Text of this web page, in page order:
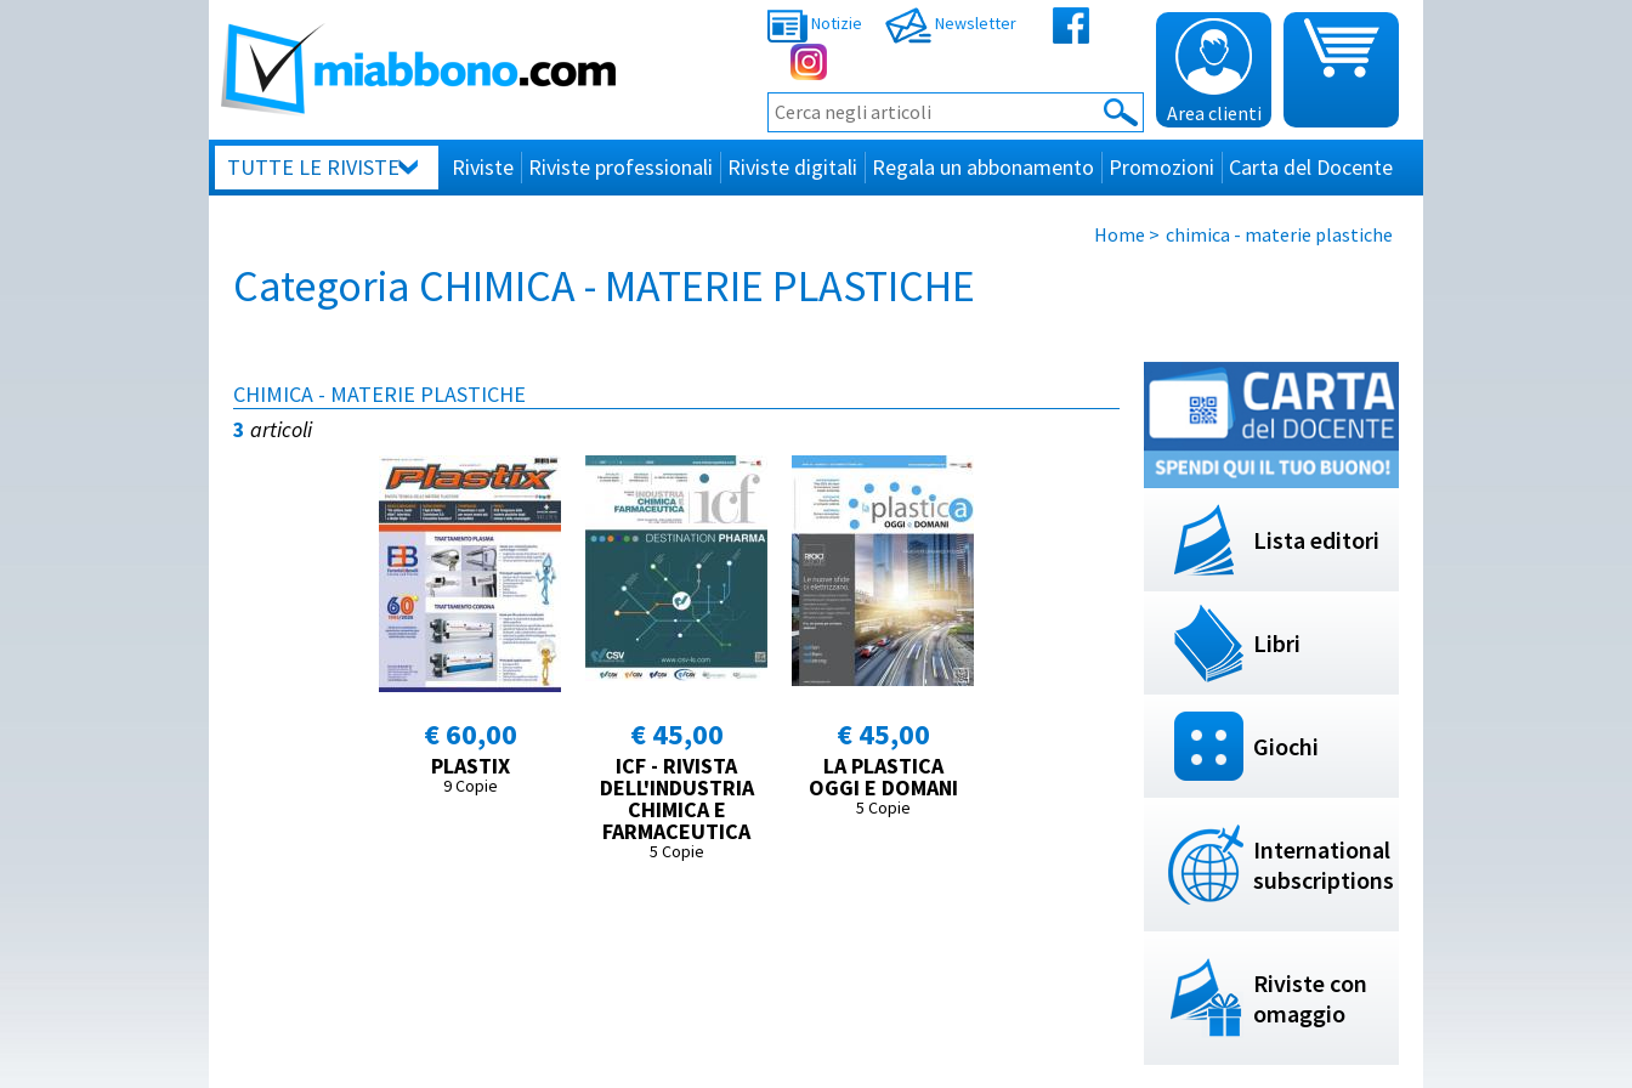
Notizie Newsletter
Area clienti
TUTTE LE RIVISTE Riviste Riviste professionali Riviste digitali Regala un abbonamento Promozioni Carta del Docente
Home > chimica - materie plastiche
Categoria CHIMICA - MATERIE PLASTICHE
CHIMICA - MATERIE PLASTICHE
3 articoli
€ 60,00
PLASTIX
9 Copie
€ 45,00
ICF - RIVISTA
DELL'INDUSTRIA
CHIMICA E
FARMACEUTICA
5 Copie
€ 45,00
LA PLASTICA
OGGI E DOMANI
5 Copie
Lista editori
Libri
Giochi
International
subscriptions
Riviste con
omaggio